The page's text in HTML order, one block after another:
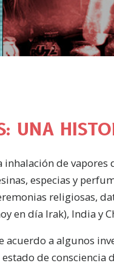
UNA
inhalación de
especias y
religiosas,
en día Irak), India y
acuerdo a algunos
estado de consciencia